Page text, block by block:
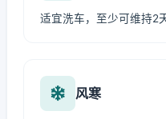
适宜洗车，至少可维持2
风寒